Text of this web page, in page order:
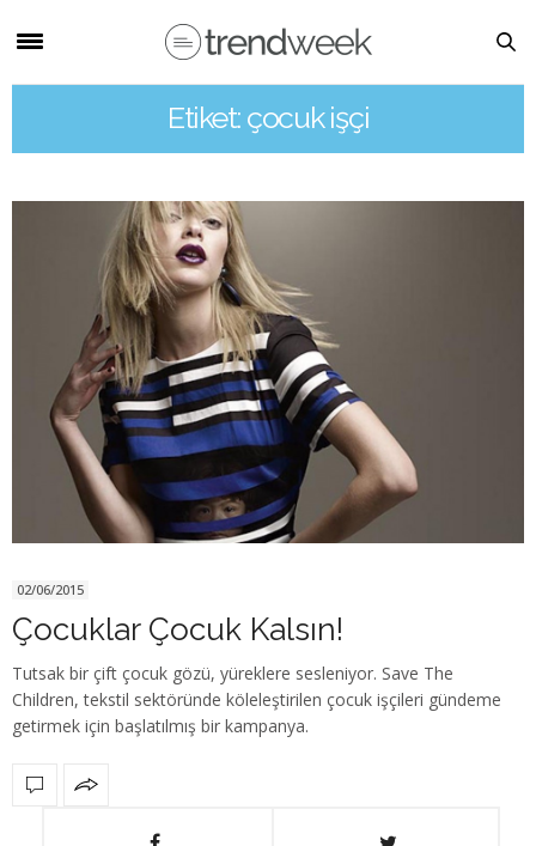
Etiket: çocuk işçi
02/06/2015
Çocuklar Çocuk Kalsın!
Tutsak bir çift çocuk gözü, yüreklere sesleniyor. Save The
Children, tekstil sektöründe köleleştirilen çocuk işçileri gündeme
getirmek için başlatılmış bir kampanya.